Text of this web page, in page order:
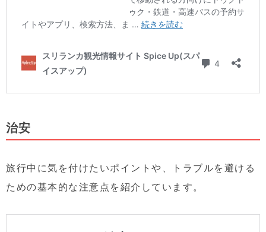
治安
旅行中に気を付けたいポイントや、トラブルを避ける
ための基本的な注意点を紹介しています。